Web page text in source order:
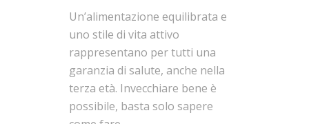
Un’alimentazione equilibrata e
uno stile di vita attivo
rappresentano per tutti una
garanzia di salute, anche nella
terza età. Invecchiare bene è
possibile, basta solo sapere